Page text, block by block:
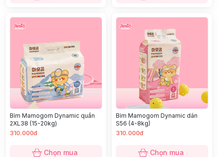
Bỉm Mamogom Dynamic quần
2XL38 (15-20kg)
310.000đ
Chọn mua
Bỉm Mamogom Dynamic dán
S56 (4-8kg)
310.000đ
Chọn mua